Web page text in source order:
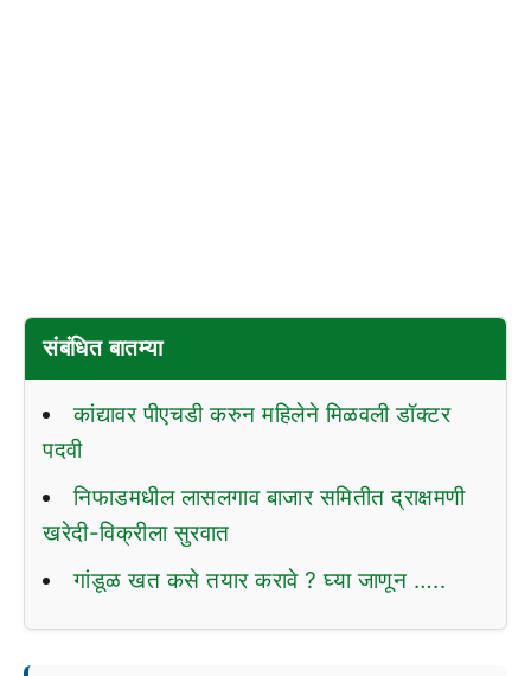
संबंधित बातम्या
कांद्यावर पीएचडी करुन महिलेने मिळवली डॉक्टर
पदवी
निफाडमधील लासलगाव बाजार समितीत द्राक्षमणी
खरेदी-विक्रीला सुरवात
गांडूळ खत कसे तयार करावे ? घ्या जाणून …..